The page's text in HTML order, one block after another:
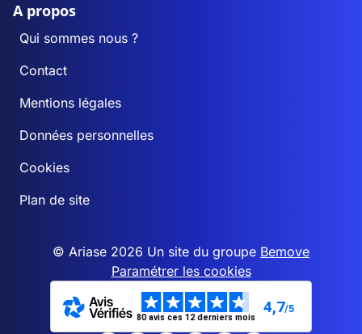
A propos
Qui sommes nous ?
Contact
Mentions légales
Données personnelles
Cookies
Plan de site
© Ariase 2026 Un site du groupe Bemove
Paramétrer les cookies
80 avis ces 12 derniers mois
4,7/5